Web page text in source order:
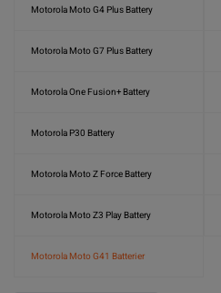
Motorola Moto G4 Plus Battery
Motorola Moto G7 Plus Battery
Motorola One Fusion+ Battery
Motorola P30 Battery
Motorola Moto Z Force Battery
Motorola Moto Z3 Play Battery
Motorola Moto G41 Batterier